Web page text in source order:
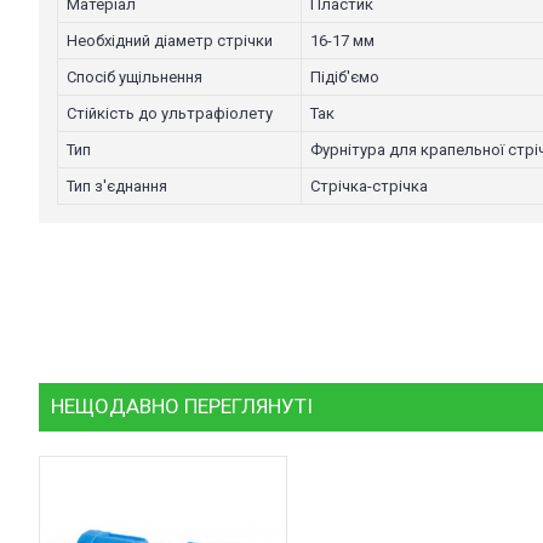
Необхідний діаметр стрічки
16-17 мм
Спосіб ущільнення
Підіб'ємо
Стійкість до ультрафіолету
Так
Тип
Фурнітура для крапельної
Тип з'єднання
Стрічка-стрічка
НЕЩОДАВНО ПЕРЕГЛЯНУТІ